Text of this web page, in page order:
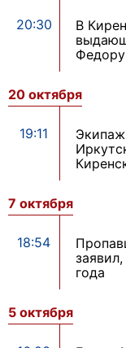
20:30
В
Федору
20 октября
19:11
7 октября
18:54
года
5 октября